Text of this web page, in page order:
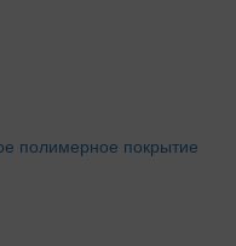
полимерное покрытие